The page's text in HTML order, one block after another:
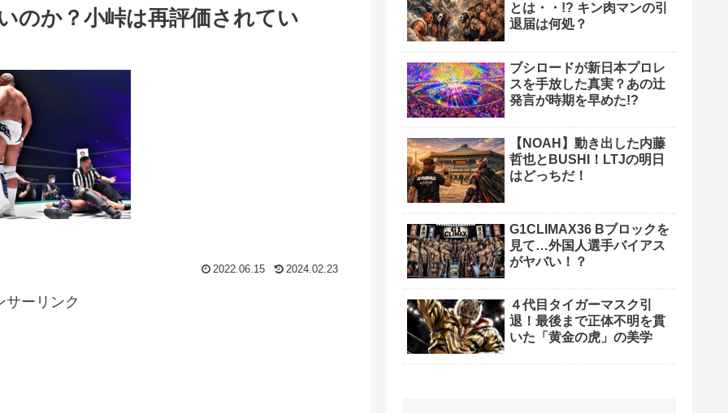
のか？小峠は再評価されてい
2022.06.15 2024.02.23
サーリンク
とは・・!? キン肉マンの引
退届は何処？
ブシロードが新日本プロレ
スを手放した真実？あの辻
発言が時期を早めた!?
【NOAH】動き出した内藤
哲也とBUSHI！LTJの明日
はどっちだ！
G1CLIMAX36 Bブロックを
見て…外国人選手バイアス
がヤバい！？
４代目タイガーマスク引
退！最後まで正体不明を貫
いた「黄金の虎」の美学